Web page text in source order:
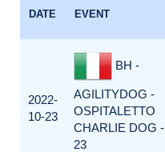
DATE EVENT
2022-
10-23
BH -
AGILITYDOG -
OSPITALETTO
CHARLIE DOG -
23